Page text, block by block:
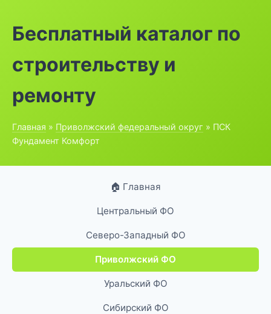
Бесплатный каталог по
строительству и
ремонту
Главная » Приволжский федеральный округ » ПСК
Фундамент Комфорт
🏠 Главная
Центральный ФО
Северо-Западный ФО
Приволжский ФО
Уральский ФО
Сибирский ФО